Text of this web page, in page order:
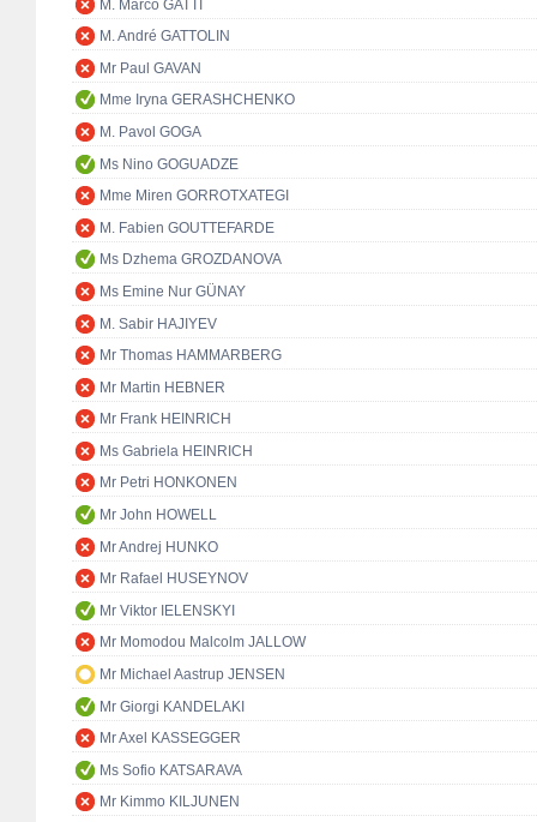
M. Marco GATTI
M. André GATTOLIN
Mr Paul GAVAN
Mme Iryna GERASHCHENKO
M. Pavol GOGA
Ms Nino GOGUADZE
Mme Miren GORROTXATEGI
M. Fabien GOUTTEFARDE
Ms Dzhema GROZDANOVA
Ms Emine Nur GÜNAY
M. Sabir HAJIYEV
Mr Thomas HAMMARBERG
Mr Martin HEBNER
Mr Frank HEINRICH
Ms Gabriela HEINRICH
Mr Petri HONKONEN
Mr John HOWELL
Mr Andrej HUNKO
Mr Rafael HUSEYNOV
Mr Viktor IELENSKYI
Mr Momodou Malcolm JALLOW
Mr Michael Aastrup JENSEN
Mr Giorgi KANDELAKI
Mr Axel KASSEGGER
Ms Sofio KATSARAVA
Mr Kimmo KILJUNEN